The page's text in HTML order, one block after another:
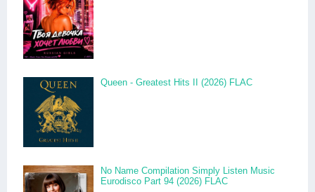
Queen - Greatest Hits II (2026) FLAC
No Name Compilation Simply Listen Music
Eurodisco Part 94 (2026) FLAC